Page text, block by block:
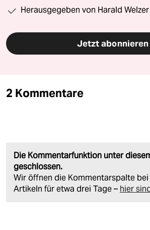
Herausgegeben von Harald Welzer
Jetzt abonnieren
2 Kommentare
Die Kommentarfunktion unter
geschlossen.
Wir öffnen die Kommentarspalte
Artikeln für etwa drei Tage – hier